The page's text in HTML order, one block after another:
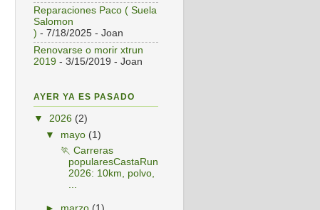
Reparaciones Paco ( Suela
Salomon
) - 7/18/2025 - Joan
Renovarse o morir xtrun
2019 - 3/15/2019 - Joan
AYER YA ES PASADO
▼ 2026 (2)
▼ mayo (1)
🏃 Carreras
popularesCastaRun
2026: 10km, polvo,
...